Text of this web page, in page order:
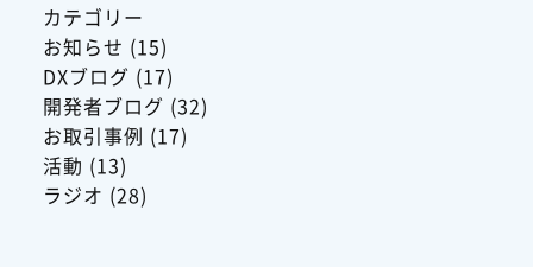
カテゴリー
お知らせ (15)
DXブログ (17)
開発者ブログ (32)
お取引事例 (17)
活動 (13)
ラジオ (28)